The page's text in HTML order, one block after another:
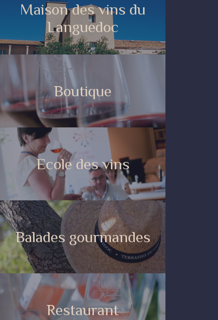
Maison des vins du
Languedoc
Boutique
Ecole des vins
Balades gourmandes
Restaurant